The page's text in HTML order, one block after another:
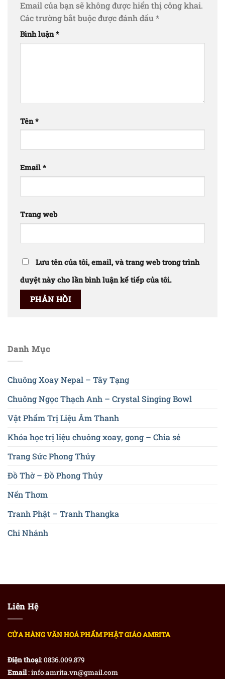
Email của bạn sẽ không được hiển thị công khai.
Các trường bắt buộc được đánh dấu *
Bình luận*
Tên*
Email *
Trang web
Lưu tên của tôi, email, và trang web trong trình
duyệt này cho lần bình luận kế tiếp của tôi.
Danh Mục
Chuông Xoay Nepal – Tây Tạng
Chuông Ngọc Thạch Anh – Crystal Singing Bowl
Vật Phẩm Trị Liệu Âm Thanh
Khóa học trị liệu chuông xoay, gong – Chia sẻ
Trang Sức Phong Thủy
Đồ Thờ – Đồ Phong Thủy
Nến Thơm
Tranh Phật – Tranh Thangka
Chi Nhánh
Liên Hệ
CỬA HÀNG VĂN HOÁ PHẨM PHẬT GIÁO AMRITA
Điện thoại: 0836.009.879
Email: info.amrita.vn@gmail.com